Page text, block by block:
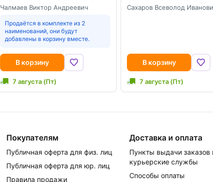
Чалмаев Виктор Андреевич
Продаётся в комплекте из 2
наименований, они будут
добавлены в корзину вместе.
В корзину
7 августа (Пт)
Сахаров Всеволод
В корзину
7 августа (Пт)
Покупателям
Публичная оферта для физ. лиц
Публичная оферта для юр. лиц
Правила продажи
Доставка и оплата
Пункты выдачи заказов
курьерские службы
Способы оплаты